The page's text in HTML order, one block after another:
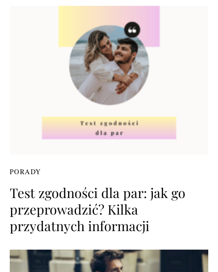
PORADY
Test zgodności dla par: jak go
przeprowadzić? Kilka
przydatnych informacji